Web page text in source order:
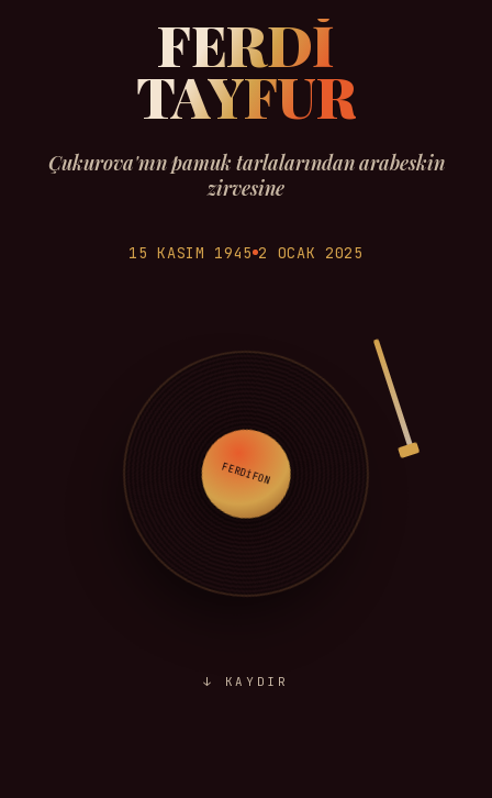
FERDİ
TAYFUR
Çukurova'nın pamuk tarlalarından arabeskin
zirvesine
15 KASIM 1945 2 OCAK 2025
↓ KAYDIR